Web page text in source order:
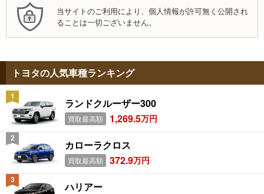
当サイトのご利用により、個人情報が許可無く公開され
ることは一切ございません。
トヨタの人気車種ランキング
ランドクルーザー300
買取最高額 1,269.5万円
カローラクロス
買取最高額 372.9万円
ハリアー